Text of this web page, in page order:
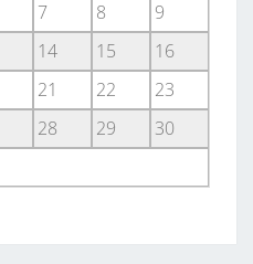
7 8
9
14 15
16
21 22
23
28 29
30